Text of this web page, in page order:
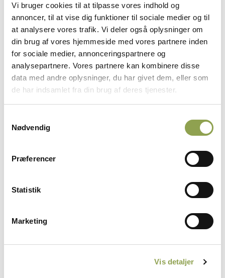
Vi bruger cookies til at tilpasse vores indhold og
annoncer, til at vise dig funktioner til sociale medier og til
at analysere vores trafik. Vi deler også oplysninger om
din brug af vores hjemmeside med vores partnere inden
for sociale medier, annonceringspartnere og
analysepartnere. Vores partnere kan kombinere disse
data med andre oplysninger, du har givet dem, eller som
de har indsamlet fra din brug af deres tjenester.
Nødvendig
Præferencer
Statistik
Marketing
Vis detaljer
Vi har samlet vejledninger, ofte stillede
spørgsmål og andet, der kan hjælpe dig til at
navigere rundt på hjemmesiden.
Registrér emailadresse ➜
Læs skydeskole-serien